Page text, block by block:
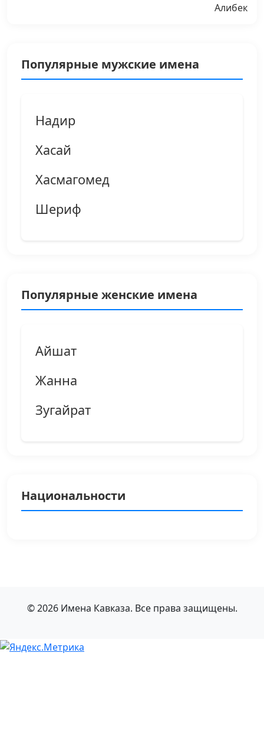
Алибек
Популярные мужские имена
Надир
Хасай
Хасмагомед
Шериф
Популярные женские имена
Айшат
Жанна
Зугайрат
Национальности
© 2026 Имена Кавказа. Все права защищены.